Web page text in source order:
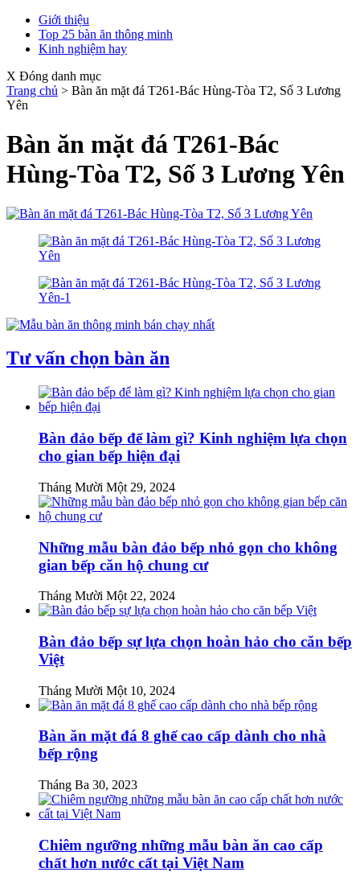
Giới thiệu
Top 25 bàn ăn thông minh
Kinh nghiệm hay
X Đóng danh mục
Trang chủ > Bàn ăn mặt đá T261-Bác Hùng-Tòa T2, Số 3 Lương
Yên
Bàn ăn mặt đá T261-Bác
Hùng-Tòa T2, Số 3 Lương Yên
Tư vấn chọn bàn ăn
Bàn đảo bếp để làm gì? Kinh nghiệm lựa chọn
cho gian bếp hiện đại
Tháng Mười Một 29, 2024
Những mẫu bàn đảo bếp nhỏ gọn cho không
gian bếp căn hộ chung cư
Tháng Mười Một 22, 2024
Bàn đảo bếp sự lựa chọn hoàn hảo cho căn bếp
Việt
Tháng Mười Một 10, 2024
Bàn ăn mặt đá 8 ghế cao cấp dành cho nhà
bếp rộng
Tháng Ba 30, 2023
Chiêm ngưỡng những mẫu bàn ăn cao cấp
chất hơn nước cất tại Việt Nam